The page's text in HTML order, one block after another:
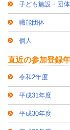
子ども施設・団体
職能団体
個人
直近の参加登録
令和2年度
平成31年度
平成30年度